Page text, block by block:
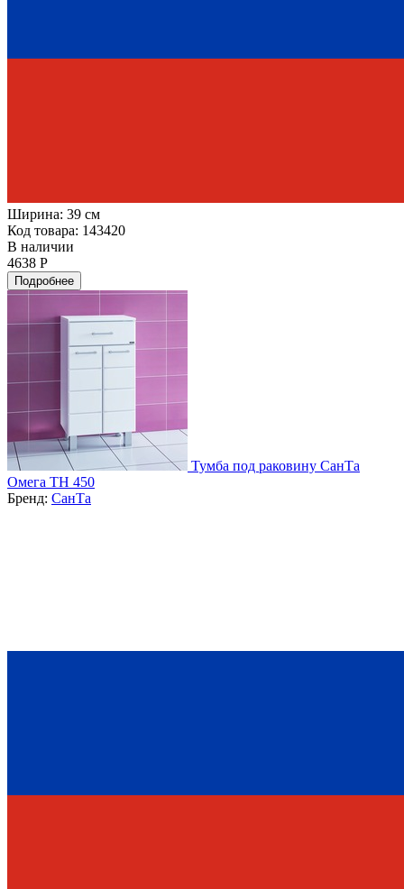
Ширина: 39 см
Код товара: 143420
В наличии
4638 Р
Подробнее
Тумба под раковину СанТа
Омега ТН 450
Бренд: СанТа